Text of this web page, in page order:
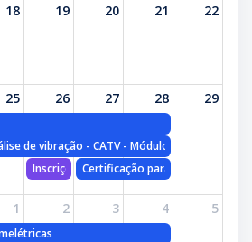
de vibração - CATV - Módulo I
18 19 20 21 22
Termelétricas
25
de vibração - CATV - Módulo I
26
Inscrições: Certificação para Analista de
27
Certificação para Analista de
28 29
1 2 3 4 5